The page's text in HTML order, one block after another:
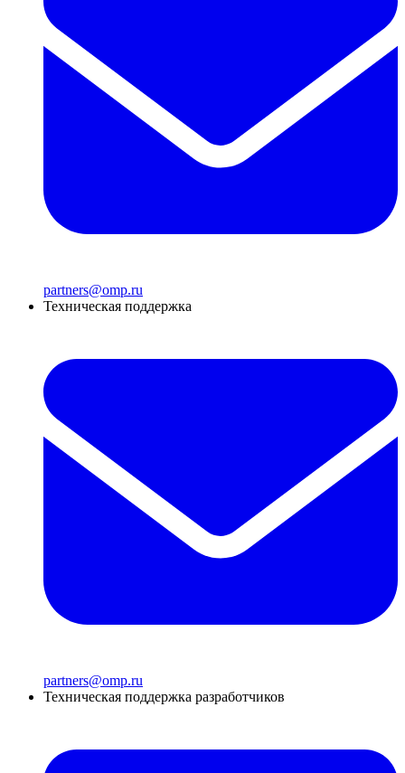
partners@omp.ru
Техническая поддержка
partners@omp.ru
Техническая поддержка разработчиков